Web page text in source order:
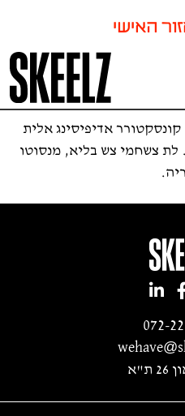
האישי
אדיפיסינג אלית
לת צשחמי צש בליא, מנסוטו
072-